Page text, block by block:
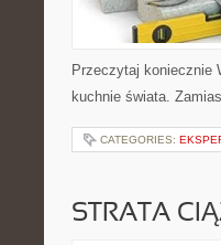
Przeczytaj koniecznie
kuchnie świata.
CATEGORIES:
STRATA